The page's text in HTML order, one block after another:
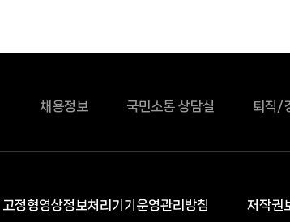
채용정보 국민소통 상담실 퇴직/
고정형영상정보처리기기운영관리방침 저작권